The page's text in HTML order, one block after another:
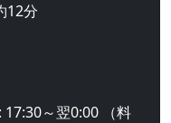
12分
～翌0:00 （料